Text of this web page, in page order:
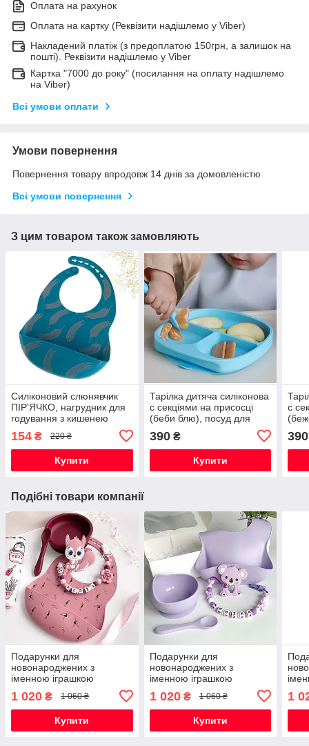
Оплата на рахунок
Оплата на картку (Реквізити надішлемо у Viber)
Накладений платіж (з предоплатою 150грн, а залишок на
пошті). Реквізити надішлемо у Viber
Картка "7000 до року" (посилання на оплату надішлемо
на Viber)
Всі умови оплати
Умови повернення
Повернення товару впродовж 14 днів за домовленістю
Всі умови повернення
З цим товаром також замовляють
Силіконовий слюнявчик
ПІР'ЯЧКО, нагрудник для
годування з кишенею
154 ₴ 220 ₴
Купити
Тарілка дитяча силіконова
с секціями на присосці
(беби блю), посуд для
390₴
Купити
с
390
Подібні товари компанії
Подарунки для
новонароджених з
іменною іграшкою
виписку, хрестини, півроку,
для дівчинки
1 020 ₴ 1 060 ₴
Купити
Подарунки для
новонароджених з
іменною іграшкою
виписку, хрестини, півроку,
для дівчинки
1 020₴ 1 060 ₴
Купити
для
1